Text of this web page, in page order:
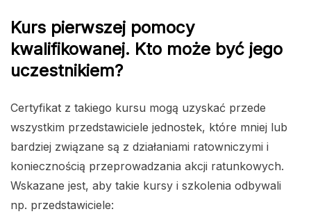
Kurs pierwszej pomocy
kwalifikowanej. Kto może być jego
uczestnikiem?
Certyfikat z takiego kursu mogą uzyskać przede
wszystkim przedstawiciele jednostek, które mniej lub
bardziej związane są z działaniami ratowniczymi i
koniecznością przeprowadzania akcji ratunkowych.
Wskazane jest, aby takie kursy i szkolenia odbywali
np. przedstawiciele: